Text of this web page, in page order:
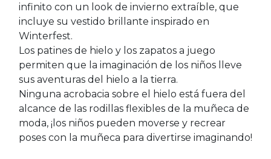
infinito con un look de invierno extraíble, que
incluye su vestido brillante inspirado en
Winterfest.
Los patines de hielo y los zapatos a juego
permiten que la imaginación de los niños lleve
sus aventuras del hielo a la tierra.
Ninguna acrobacia sobre el hielo está fuera del
alcance de las rodillas flexibles de la muñeca de
moda, ¡los niños pueden moverse y recrear
poses con la muñeca para divertirse imaginando!